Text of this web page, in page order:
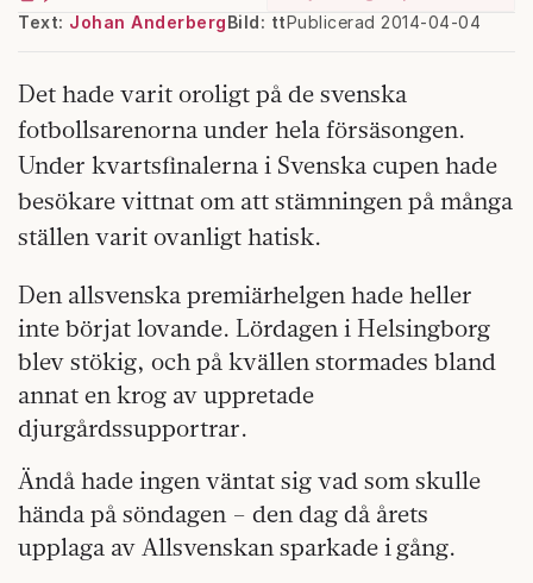
Text: Johan Anderberg Publicerad 2014-04-04
Bild: tt
Det hade varit oroligt på de svenska
fotbollsarenorna under hela försäsongen.
Under kvartsfinalerna i Svenska cupen hade
besökare vittnat om att stämningen på många
ställen varit ovanligt hatisk.
Den allsvenska premiärhelgen hade heller
inte börjat lovande. Lördagen i Helsingborg
blev stökig, och på kvällen stormades bland
annat en krog av uppretade
djurgårdssupportrar.
Ändå hade ingen väntat sig vad som skulle
hända på söndagen – den dag då årets
upplaga av Allsvenskan sparkade i gång.